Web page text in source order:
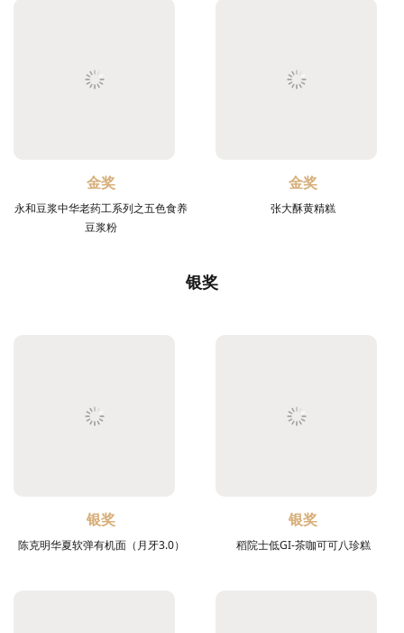
金奖
永和豆浆中华老药工系列之五色食养
豆浆粉
金奖
张大酥黄精糕
银奖
银奖
陈克明华夏软弹有机面（月牙3.0）
银奖
稻院士低GI-茶咖可可八珍糕